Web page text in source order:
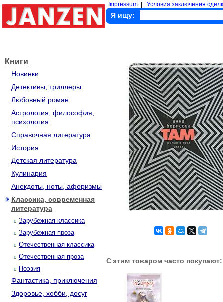
Impressum Условия заключения
Я ищу:
Книги
Новинки
Детективы, триллеры
Любовный роман
Астрология, философия,
психология
Справочная литература
История
Детская литература
Кулинария
Анекдоты, ноты, афоризмы
Классика, современная
литература
Зарубежная классика
Зарубежная проза
Отечественная классика
Отечественная проза
Поэзия
Фантастика, приключения
Здоровье, хобби, досуг
С этим товаром часто покупают: